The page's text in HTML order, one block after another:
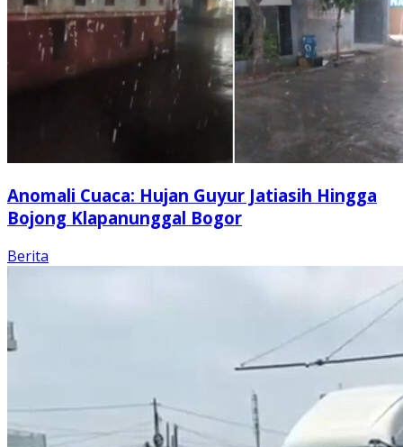
Anomali Cuaca: Hujan Guyur Jatiasih Hingga
Bojong Klapanunggal Bogor
Berita